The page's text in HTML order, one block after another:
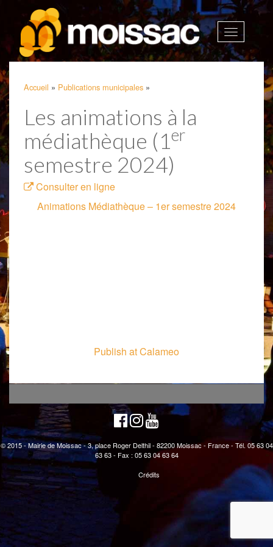
Afficher
la
Accueil » Publications municipales »
Les animations à la
médiathèque (1er
semestre 2024)
Consulter en ligne
Animations Médiathèque – 1er semestre 2024
Publish at Calameo
© 2015 - Mairie de Moissac - 3, place Roger Delthil - 82200 Moissac - France - Tél. 05 63 04
63 63 - Fax : 05 63 04 63 64
Crédits